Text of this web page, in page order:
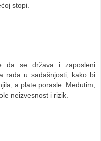
stopi.
da se država i zaposleni
rada u sadašnjosti, kako bi
a plate porasle. Međutim,
neizvesnost i rizik.